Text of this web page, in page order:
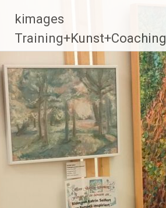
Inhalt
springen
kimages
Training+Kunst+Coaching